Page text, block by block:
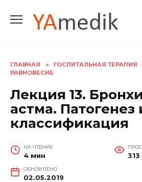
содержанию
ГЛАВНАЯ » ГОСПИТАЛЬНАЯ ТЕРАПИЯ
РАВНОВЕСИЕ
Лекция 13.
астма. Патогенез
классификация
НА ЧТЕНИЕ
4 мин 313
ОБНОВЛЕНО
02.05.2019